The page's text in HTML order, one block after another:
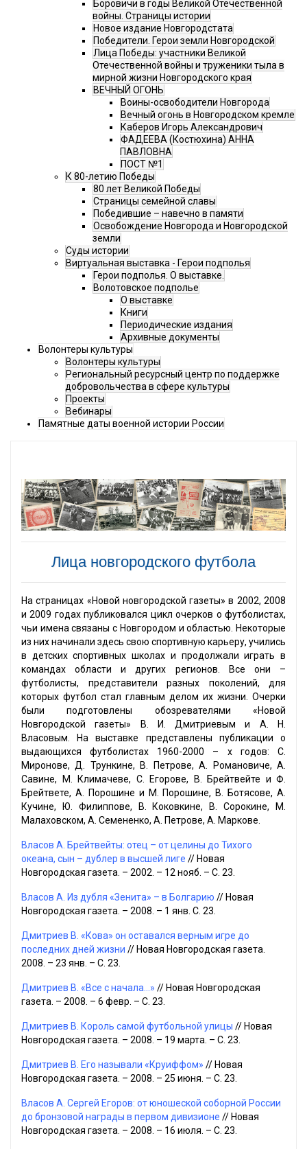
Боровичи в годы Великой Отечественной
войны. Страницы истории
Новое издание Новгородстата
Победители. Герои земли Новгородской
Лица Победы: участники Великой
Отечественной войны и труженики тыла в
мирной жизни Новгородского края
ВЕЧНЫЙ ОГОНЬ
Воины-освободители Новгорода
Вечный огонь в Новгородском кремле
Каберов Игорь Александрович
ФАДЕЕВА (Костюхина) АННА
ПАВЛОВНА
ПОСТ №1
К 80-летию Победы
80 лет Великой Победы
Страницы семейной славы
Победившие – навечно в памяти
Освобождение Новгорода и Новгородской
земли
Суды истории
Виртуальная выставка - Герои подполья
Герои подполья. О выставке.
Волотовское подполье
О выставке
Книги
Периодические издания
Архивные документы
Волонтеры культуры
Волонтеры культуры
Региональный ресурсный центр по поддержке
добровольчества в сфере культуры
Проекты
Вебинары
Памятные даты военной истории России
Лица новгородского футбола
На страницах «Новой новгородской газеты» в 2002, 2008
и 2009 годах публиковался цикл очерков о футболистах,
чьи имена связаны с Новгородом и областью. Некоторые
из них начинали здесь свою спортивную карьеру, учились
в детских спортивных школах и продолжали играть в
командах области и других регионов. Все они –
футболисты, представители разных поколений, для
которых футбол стал главным делом их жизни. Очерки
были подготовлены обозревателями «Новой
Новгородской газеты» В. И. Дмитриевым и А. Н.
Власовым. На выставке представлены публикации о
выдающихся футболистах 1960-2000 – х годов: С.
Миронове, Д. Трункине, В. Петрове, А. Романовиче, А.
Савине, М. Климачеве, С. Егорове, В. Брейтвейте и Ф.
Брейтвете, А. Порошине и М. Порошине, В. Ботясове, А.
Кучине, Ю. Филиппове, В. Коковкине, В. Сорокине, М.
Малаховском, А. Семененко, А. Петрове, А. Маркове.
Власов А. Брейтвейты: отец – от целины до Тихого
океана, сын – дублер в высшей лиге // Новая
Новгородская газета. – 2002. – 12 нояб. – С. 23.
Власов А. Из дубля «Зенита» – в Болгарию // Новая
Новгородская газета. – 2008. – 1 янв. С. 23.
Дмитриев В. «Кова» он оставался верным игре до
последних дней жизни // Новая Новгородская газета.
2008. – 23 янв. – С. 23.
Дмитриев В. «Все с начала...» // Новая Новгородская
газета. – 2008. – 6 февр. – С. 23.
Дмитриев В. Король самой футбольной улицы // Новая
Новгородская газета. – 2008. – 19 марта. – С. 23.
Дмитриев В. Его называли «Круиффом» // Новая
Новгородская газета. – 2008. – 25 июня. – С. 23.
Власов А. Сергей Егоров: от юношеской соборной России
до бронзовой награды в первом дивизионе // Новая
Новгородская газета. – 2008. – 16 июля. – С. 23.